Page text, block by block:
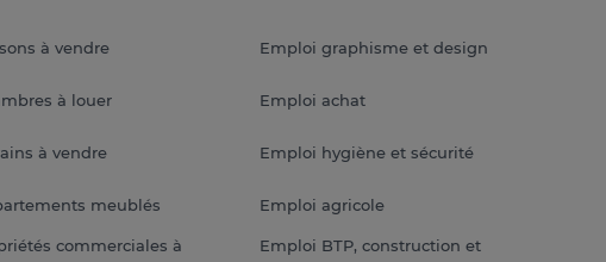
à vendre
à louer
à vendre
meublés
commerciales à
Emploi graphisme et design
Emploi achat
Emploi hygiène et sécurité
Emploi agricole
Emploi BTP, construction et